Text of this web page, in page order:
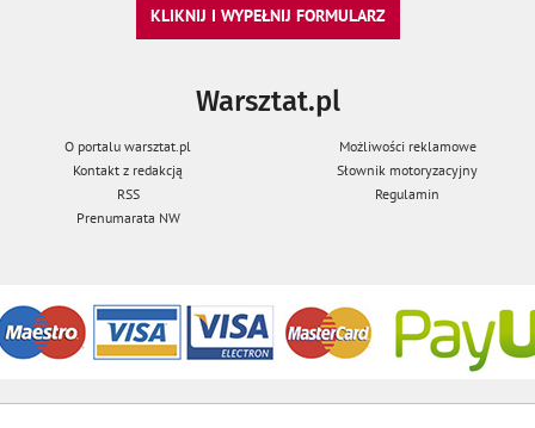
KLIKNIJ I WYPEŁNIJ FORMULARZ
Warsztat.pl
O portalu warsztat.pl
Możliwości reklamowe
Kontakt z redakcją
Słownik motoryzacyjny
RSS
Regulamin
Prenumarata NW